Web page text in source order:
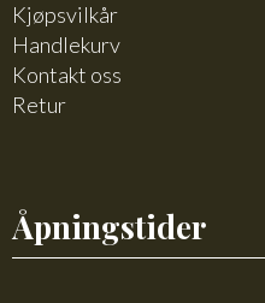
Kjøpsvilkår
Handlekurv
Kontakt oss
Retur
Åpningstider